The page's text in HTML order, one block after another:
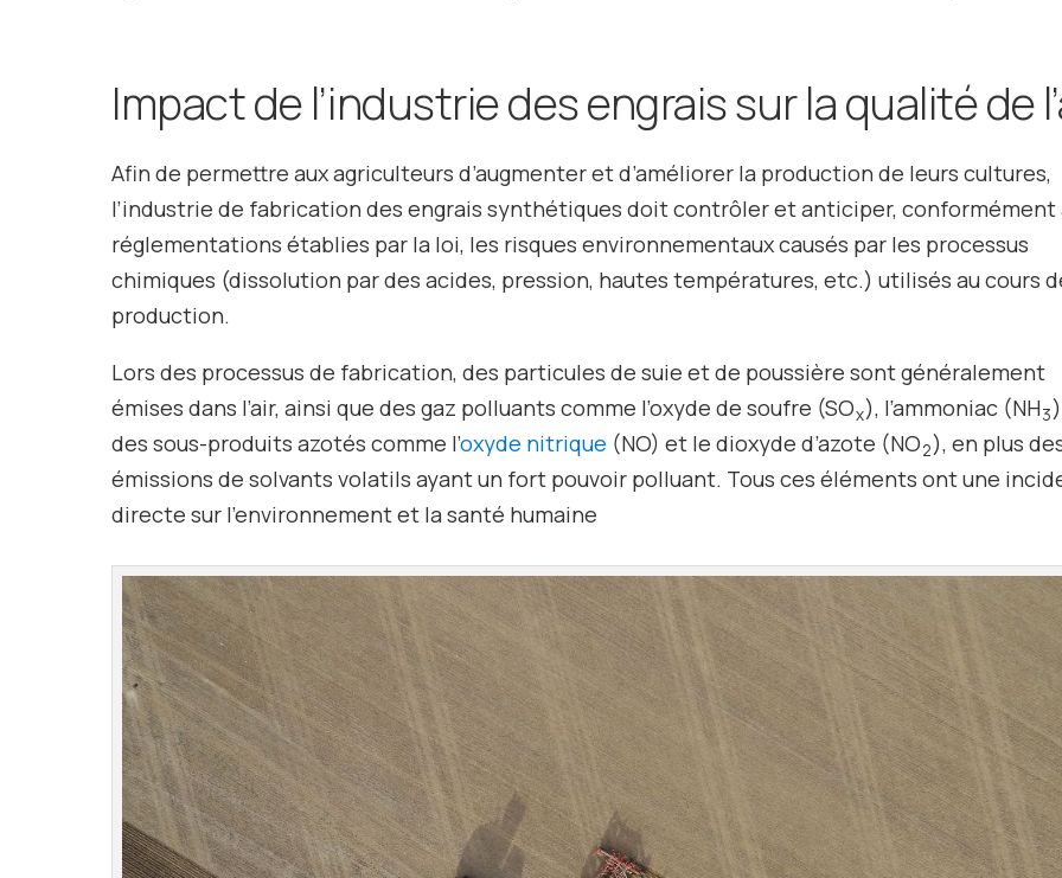
Impact de l’industrie des engrais sur la qualité de
Afin de permettre aux agriculteurs d’augmenter et d’améliorer la production de leurs cultures,
l’industrie de fabrication des engrais synthétiques doit contrôler et anticiper, conformément
réglementations établies par la loi, les risques environnementaux causés par les processus
chimiques (dissolution par des acides, pression, hautes températures, etc.) utilisés au cours
production.
Lors des processus de fabrication, des particules de suie et de poussière sont généralement
émises dans l’air, ainsi que des gaz polluants comme l’oxyde de soufre (SOx), l’ammoniac (NH3
des sous-produits azotés comme l’oxyde nitrique (NO) et le dioxyde d’azote (NO2), en plus
émissions de solvants volatils ayant un fort pouvoir polluant. Tous ces éléments ont une
directe sur l’environnement et la santé humaine